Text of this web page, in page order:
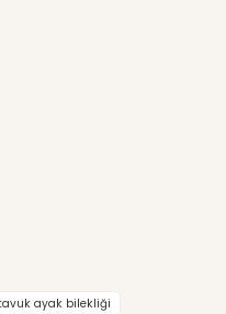
ayak bilekliği